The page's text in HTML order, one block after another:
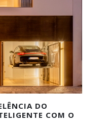
DO
COM O